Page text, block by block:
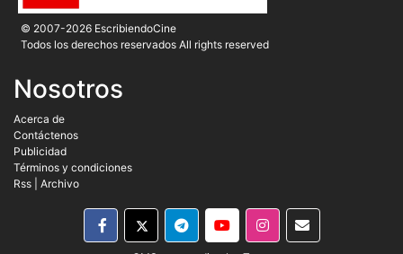
© 2007-2026 EscribiendoCine
Todos los derechos reservados All rights reserved
Nosotros
Acerca de
Contáctenos
Publicidad
Términos y condiciones
Rss
Archivo